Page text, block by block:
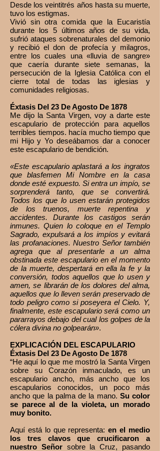
Desde los veintitrés años hasta su muerte,
tuvo los estigmas.
Vivió sin otra comida que la Eucaristía
durante los 5 últimos años de su vida,
sufrió ataques sobrenaturales del demonio
y recibió el don de profecía y milagros,
entre los cuales una «lluvia de sangre»
que caería durante siete semanas, la
persecución de la Iglesia Católica con el
cierre total de todas las iglesias y
comunidades religiosas.
Éxtasis Del 23 De Agosto De 1878
Me dijo la Santa Virgen, voy a darte este
escapulario de protección para aquellos
terribles tiempos. hacía mucho tiempo que
mi Hijo y Yo deseábamos dar a conocer
este escapulario de bendición.
«Este escapulario aplastará a los ingratos
que blasfemen Mi Nombre en la casa
donde esté expuesto. Si entra un impío, se
sorprenderá tanto, que se convertirá.
Todos los que lo usen estarán protegidos
de los truenos, muerte repentina y
accidentes. Durante los castigos serán
inmunes. Quien lo coloque en el Templo
Sagrado, expulsará a los impíos y evitará
las profanaciones. Nuestro Señor también
agrega que al presentarle a un alma
obstinada este escapulario en el momento
de la muerte, despertará en ella la fe y la
conversión, todos aquellos que lo usen y
amen, se librarán de los dolores del alma,
aquellos que lo lleven serán preservado de
todo peligro como si poseyera el Cielo. Y,
finalmente, este escapulario será como un
pararrayos debajo del cual los golpes de la
cólera divina no golpearán».
EXPLICACIÓN DEL ESCAPULARIO
Éxtasis Del 23 De Agosto De 1878
“He aquí lo que me mostró la Santa Virgen
sobre su Corazón inmaculado, es un
escapulario ancho, más ancho que los
escapularios conocidos, un poco más
ancho que la palma de la mano. Su color
se parece al de la violeta, un morado
muy bonito.
Aquí está lo que representa:en el medio
los tres clavos que crucificaron a
nuestro Señorsobre la Cruz, pasando